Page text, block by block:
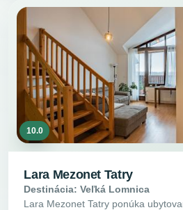
10.0
Lara Mezonet Tatry
Destinácia: Veľká Lomnica
Lara Mezonet Tatry ponúka